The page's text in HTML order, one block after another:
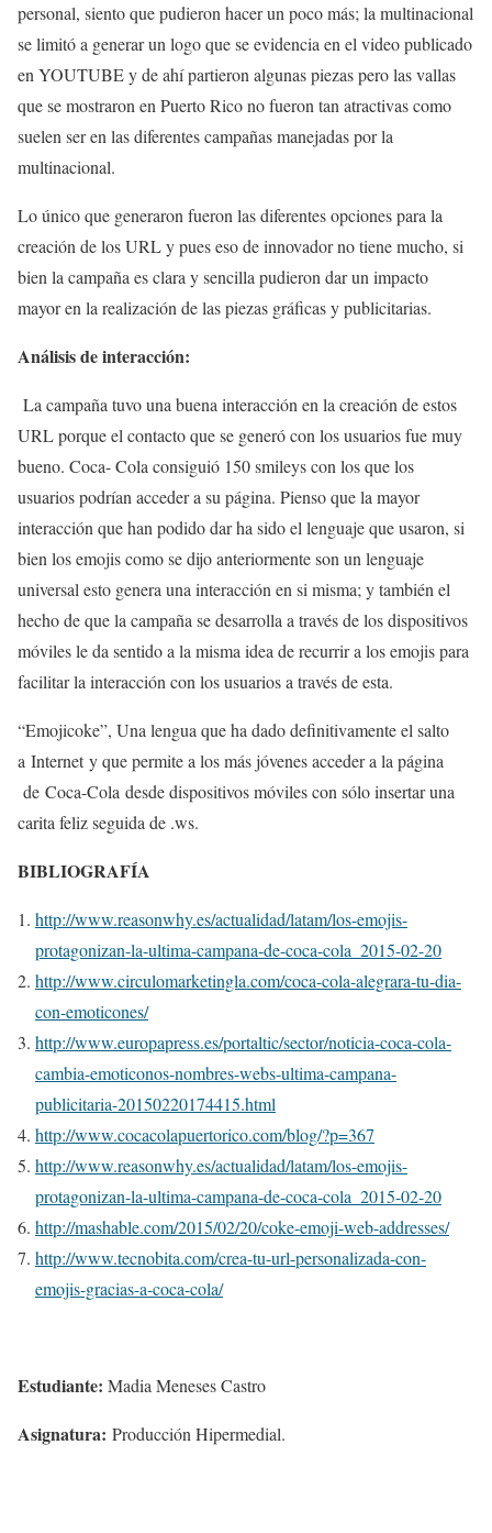
personal, siento que pudieron hacer un poco más; la multinacional
se limitó a generar un logo que se evidencia en el video publicado
en YOUTUBE y de ahí partieron algunas piezas pero las vallas
que se mostraron en Puerto Rico no fueron tan atractivas como
suelen ser en las diferentes campañas manejadas por la
multinacional.
Lo único que generaron fueron las diferentes opciones para la
creación de los URL y pues eso de innovador no tiene mucho, si
bien la campaña es clara y sencilla pudieron dar un impacto
mayor en la realización de las piezas gráficas y publicitarias.
Análisis de interacción:
La campaña tuvo una buena interacción en la creación de estos
URL porque el contacto que se generó con los usuarios fue muy
bueno. Coca- Cola consiguió 150 smileys con los que los
usuarios podrían acceder a su página. Pienso que la mayor
interacción que han podido dar ha sido el lenguaje que usaron, si
bien los emojis como se dijo anteriormente son un lenguaje
universal esto genera una interacción en si misma; y también el
hecho de que la campaña se desarrolla a través de los dispositivos
móviles le da sentido a la misma idea de recurrir a los emojis para
facilitar la interacción con los usuarios a través de esta.
“Emojicoke”, Una lengua que ha dado definitivamente el salto
a Internet y que permite a los más jóvenes acceder a la página
de Coca-Cola desde dispositivos móviles con sólo insertar una
carita feliz seguida de .ws.
BIBLIOGRAFÍA
http://www.reasonwhy.es/actualidad/latam/los-emojis-
protagonizan-la-ultima-campana-de-coca-cola_2015-02-20
http://www.circulomarketingla.com/coca-cola-alegrara-tu-dia-
con-emoticones/
http://www.europapress.es/portaltic/sector/noticia-coca-cola-
cambia-emoticonos-nombres-webs-ultima-campana-
publicitaria-20150220174415.html
http://www.cocacolapuertorico.com/blog/?p=367
http://www.reasonwhy.es/actualidad/latam/los-emojis-
protagonizan-la-ultima-campana-de-coca-cola_2015-02-20
http://mashable.com/2015/02/20/coke-emoji-web-addresses/
http://www.tecnobita.com/crea-tu-url-personalizada-con-
emojis-gracias-a-coca-cola/
Estudiante: Madia Meneses Castro
Asignatura: Producción Hipermedial.